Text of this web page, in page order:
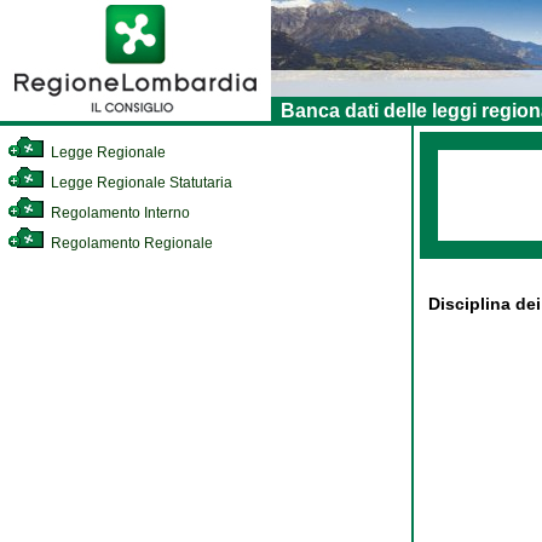
Banca dati delle leggi
Legge Regionale
Legge Regionale Statutaria
Regolamento Interno
Regolamento Regionale
Disciplina